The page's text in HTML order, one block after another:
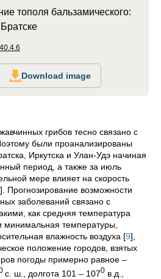
тополя бальзамического:
Download image
грибов тесно связано с
были проанализированы
Иркутска и Улан-Удэ начиная
период, а также за июль
мере влияет на скорость
]. Прогнозирование возможности
заболеваний связано с
как средняя температура
минимальная температуры,
влажность воздуха [9],
положение городов, взятых
погоды примерно равное –
с. ш., долгота 101 – 1070 в.д.,